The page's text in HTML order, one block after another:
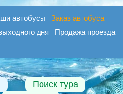
автобусы
Заказ автобуса
дня Продажа проезда
Поиск тура